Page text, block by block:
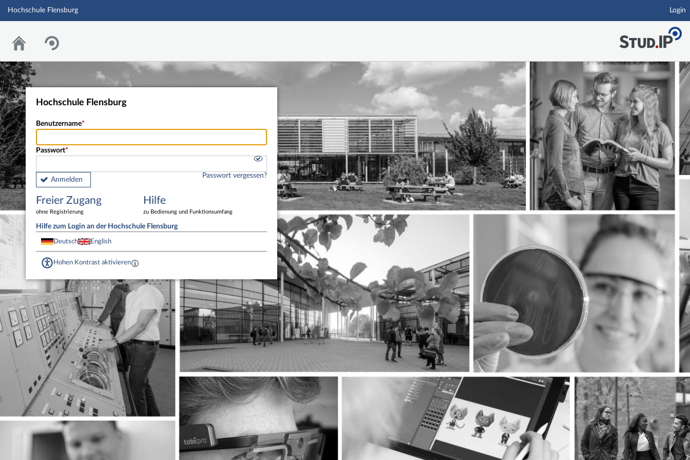
Hauptnavigation
Hochschule Flensburg Login
Hochschule Flensburg
Benutzername
Passwort
Anmelden
Passwort vergessen?
Freier Zugang
ohne Registrierung
Hilfe
zu Bedienung und Funktionsumfang
Hilfe zum Login an der Hochschule Flensburg
Deutsch English
Hohen Kontrast aktivieren